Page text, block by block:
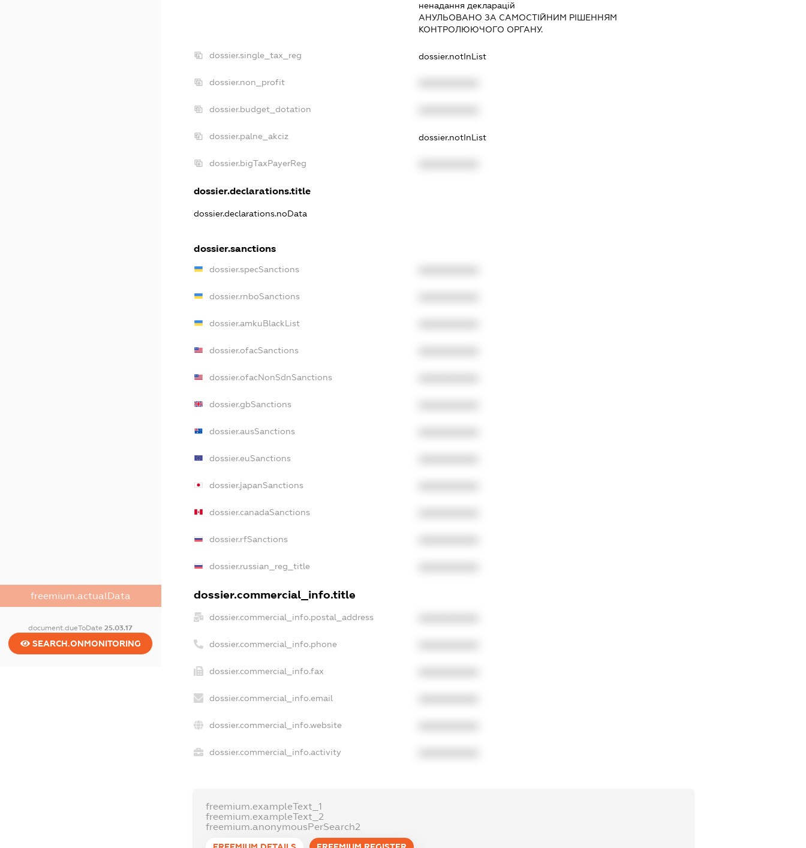
freemium.actualData
document.dueToDate25.03.17
SEARCH.ONMONITORING
ненадання декларацiй
АНУЛЬОВАНО ЗА САМОСТIЙНИМ РIШЕННЯМ
КОНТРОЛЮЮЧОГО ОРГАНУ.
dossier.single_tax_reg dossier.notInList
dossier.non_profit
dossier.budget_dotation
dossier.palne_akciz dossier.notInList
dossier.bigTaxPayerReg
dossier.declarations.title
dossier.declarations.noData
dossier.sanctions
dossier.specSanctions
dossier.rnboSanctions
dossier.amkuBlackList
dossier.ofacSanctions
dossier.ofacNonSdnSanctions
dossier.gbSanctions
dossier.ausSanctions
dossier.euSanctions
dossier.japanSanctions
dossier.canadaSanctions
dossier.rfSanctions
dossier.russian_reg_title
dossier.commercial_info.title
dossier.commercial_info.postal_address
dossier.commercial_info.phone
dossier.commercial_info.fax
dossier.commercial_info.email
dossier.commercial_info.website
dossier.commercial_info.activity
freemium.exampleText_1
freemium.exampleText_2
freemium.anonymousPerSearch2